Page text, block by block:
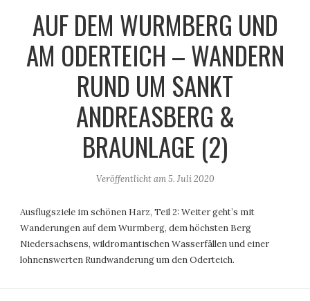
AUF DEM WURMBERG UND
AM ODERTEICH – WANDERN
RUND UM SANKT
ANDREASBERG &
BRAUNLAGE (2)
Veröffentlicht am5. Juli 2020
Ausflugsziele im schönen Harz, Teil 2: Weiter geht’s mit
Wanderungen auf dem Wurmberg, dem höchsten Berg
Niedersachsens, wildromantischen Wasserfällen und einer
lohnenswerten Rundwanderung um den Oderteich.